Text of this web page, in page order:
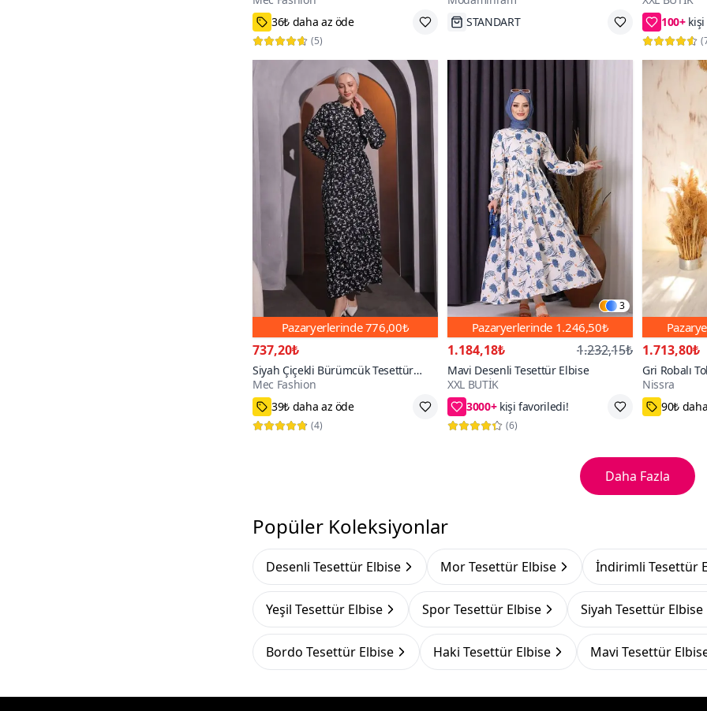
40,42,44,46
(5)
Hızlı Kargo
68₺
(
Pazaryerlerinde776,00₺
737,20₺
Siyah Çiçekli Bürümcük Tesettür
Elbise
Mec Fashion
40,42,44,46
(4)
3
Pazaryerlerinde 1.246,50₺
1.184,18₺ 1.232,15₺
Mavi Desenli Tesettür Elbise
XXL BUTİK
3000+
62₺ daha az öde
(6)
1.713,80₺
Gri Robalı
Nissra
1,2,3
Daha Fazla
Popüler Koleksiyonlar
Desenli Tesettür Elbise Mor Tesettür Elbise İndirimli Tesettür
Yeşil Tesettür Elbise Spor Tesettür Elbise Siyah Tesettür Elbise
Bordo Tesettür Elbise Haki Tesettür Elbise Mavi Tesettür